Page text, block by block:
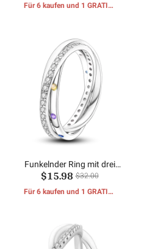
Für 6 kaufen und 1 GRATIS-
Funkelnder Ring mit drei
Ringen
$15.98 $32.00
Für 6 kaufen und 1 GRATIS-